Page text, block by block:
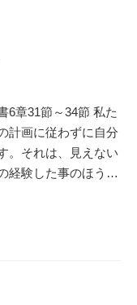
6章31節～34節 私た
計画に従わずに自分
。それは、見えない
経験した事のほう…